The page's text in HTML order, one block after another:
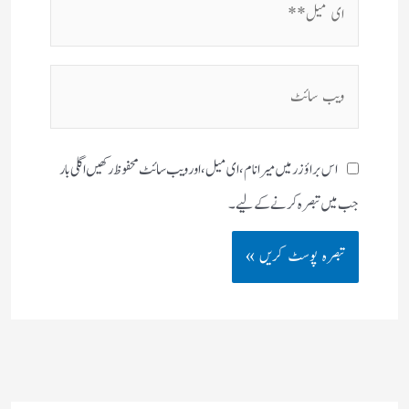
اس براؤزر میں میرا نام، ای میل، اور ویب سائٹ محفوظ رکھیں اگلی بار
جب میں تبصرہ کرنے کےلیے۔